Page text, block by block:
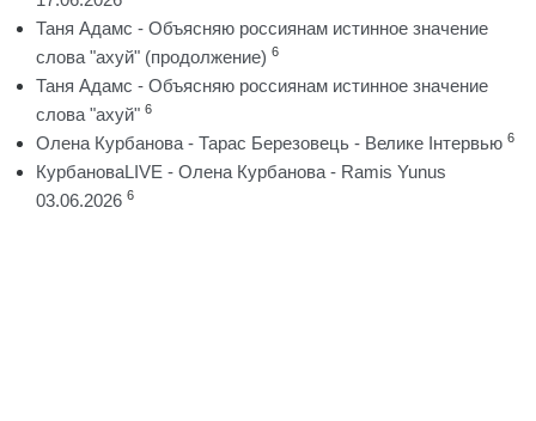
Таня Адамс - Объясняю россиянам истинное значение
слова "ахуй" (продолжение) 6
Таня Адамс - Объясняю россиянам истинное значение
слова "ахуй" 6
Олена Курбанова - Тарас Березовець - Велике Інтервью 6
КурбановаLIVE - Олена Курбанова - Ramis Yunus
03.06.2026 6